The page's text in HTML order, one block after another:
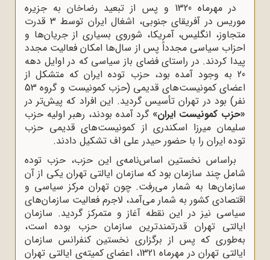
در مهرماه 1320 و پس از تبعید رضاخان به جزیره
موریس در آفریقای جنوبی، اشغال ایران توسط 3 قدرت
متجاوز، انگلیس، آمریکا، شوروی بسیاری از جریان‌ها و
احزاب سیاسی مجدداً پس از سال‌ها امکان فعالیت مجدد
پیدا کردند. در راستای فضای باز سیاسی که در اوایل دهه
20 به وجود آمده بود، حزب توده ایران که متشکل از
اعضای کمونیست‌های قدیمی (حزب کمونیست و گروه 53
نفر) بود در تهران تأسیس گردید. این افراد که پیش‌تر در
«حزب کمونیست ایران» گرد آمده بودند، رهبر اولیه حزب
سلیمان میرزا اسکندری از کمونیست‌های قدیمی حزب
توده ایران را با حضور حیدر علی اف تشکیل دادند.
براساس نخستین اساس‌نامه‌ی این حزب، حزب توده
شامل چند سازمان بود که سازمان ایالتی تهران یکی از آن
سازمان‌ها به شمار می‌رفت. چون تهران مرکز سیاسی و
اقتصادی کشور به شمار می‌آمد، لاجرم فعالیت سازمان‌های
سیاسی نیز در این نقطه آ‌غاز و متمرکز گردید. سازمان
ایالتی تهران قدرتمندترین سازمان حزب بوده است،
به‌طوری که پس از برگزاری نخستین کنفرانس سازمان
ایالتی تهران در مهرماه 1321، اعضای کمیته‌ی ایالتی تهران